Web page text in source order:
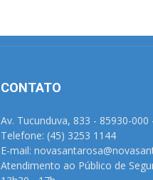
CONTATO
Av. Tucunduva, 833 - 85930-
Telefone: (45) 3253 1144
E-mail:
Atendimento ao Público de